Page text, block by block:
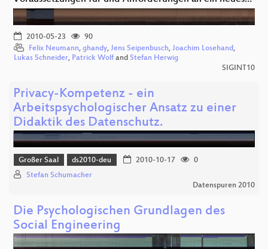
2010-05-23
90
Felix Neumann, ghandy, Jens Seipenbusch, Joachim Losehand,
Lukas Schneider, Patrick Wolf and Stefan Herwig
SIGINT10
Privacy-Kompetenz - ein
Arbeitspsychologischer Ansatz zu einer
Didaktik des Datenschutz.
Großer Saal ds2010-deu 2010-10-17
0
Stefan Schumacher
Datenspuren 2010
Die Psychologischen Grundlagen des
Social Engineering